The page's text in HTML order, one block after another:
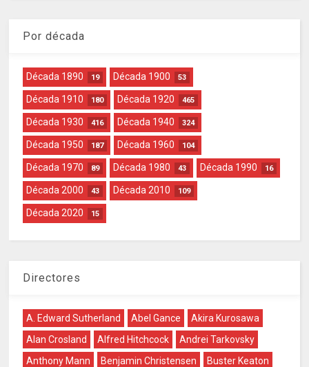
Por década
Década 1890 19 Década 1900 53
Década 1910 180 Década 1920 465
Década 1930 416 Década 1940 324
Década 1950 187 Década 1960 104
Década 1970 89 Década 1980 43 Década 1990 16
Década 2000 43 Década 2010 109
Década 2020 15
Directores
A. Edward Sutherland Abel Gance
Akira Kurosawa
Alan Crosland
Alfred Hitchcock
Andrei Tarkovsky
Anthony Mann
Benjamin Christensen
Buster Keaton